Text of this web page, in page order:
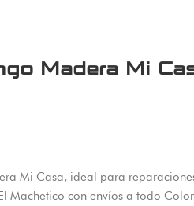
Madera Mi
Mi Casa, ideal para
Machetico con envíos a todo